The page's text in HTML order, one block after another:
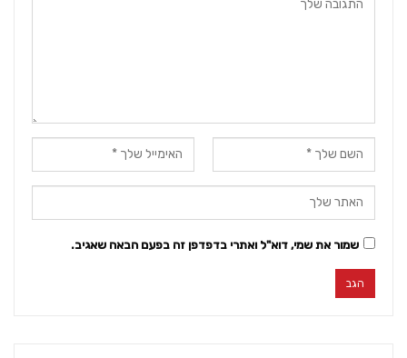
שמור את שמי, דוא"ל ואתרי בדפדפן זה בפעם הבאה שאגיב.